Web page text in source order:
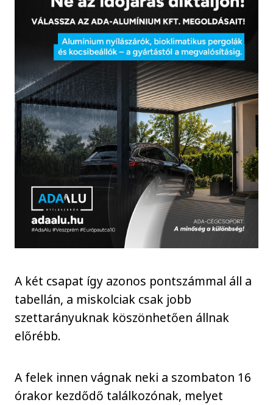
A két csapat így azonos pontszámmal áll a
tabellán, a miskolciak csak jobb
szettarányuknak köszönhetően állnak
előrébb.
A felek innen vágnak neki a szombaton 16
órakor kezdődő találkozónak, melyet